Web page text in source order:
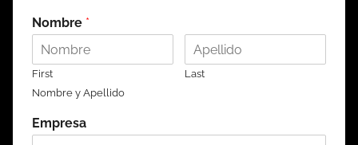
Nombre *
First
Last
Nombre y Apellido
Empresa